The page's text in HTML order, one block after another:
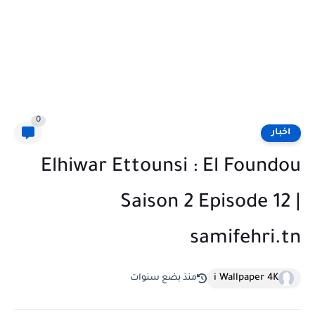
اخبار
0
Elhiwar Ettounsi : El Foundou
Saison 2 Episode 12 |
samifehri.tn
i Wallpaper 4K منذ بضع سنوات